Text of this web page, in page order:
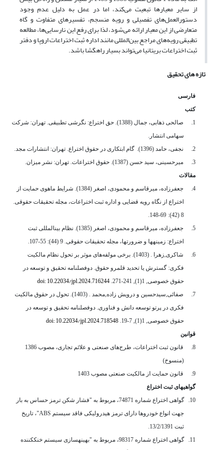
از سایر معیارها تبعیت می‌کند، اما در عمل به دلیل عدم وجود
دستورالعمل‌های تفصیلی و رویه منسجم، تفسیرهای متفاوت و گاه
متعارضی از این معیار ارائه می‌شود، لذا برای رفع این نارسایی‌ها، مطالعه
تطبیقی رویه‌های مراجع بین‌المللی مانند اداره ثبت اختراعات اروپا و دفتر
ثبت اختراعات بریتانیا می‌تواند بسیار راهگشا باشد.
تازه های تحقیق
فارسی
کتب
1.
صالحی ذهابی، جمال (1388). حق اختراع: نگرشی تطبیقی. تهران: شرکت
سهامی انتشار.
2. نجفی، حامد (1396). گام ابتکاری در حقوق اختراع. تهران: انتشارات مجد.
3.
میرحسینی، سید حسن (1387). حقوق اختراعات. تهران: نشر میزان.
مقالات
4.
جعفرزاده، میرقاسم و محمودی، اصغر (1384). شرایط ماهوی حمایت از
اختراع از نگاه رویه قضایی و اداره ثبت اختراعات، مجله تحقیقات حقوقی.
8 (42):
69-148.
5.
جعفرزاده، میرقاسم و محمودی، اصغر (1385). نظام بین­المللی ثبت
اختراع: زمینه­ها و ضرورت­ها، مجله تحقیقات حقوقی. 9 (44): 55-107.
6.
شاکری,زهرا . (1403). برخی مولفه‌های موثر بر تحول نظام مالکیت
فکری: گسترش یا تحدید قلمرو حقوق. دوفصلنامه تحقیق و توسعه در
حقوق خصوصی, 1(1), 241-271.
doi: 10.22034/jpl.2024.716244
7.
صفائی,سیدحسین و درویش زاده,محمد . (1403). تحول در حقوق مالکیت
فکری در پرتو توسعه دانش و فناوری. دوفصلنامه تحقیق و توسعه در
حقوق خصوصی, 1(1), 7-19.
doi: 10.22034/jpl.2024.718548
قوانین
8.
قانون ثبت اختراعات، طرح‌های صنعتی و علائم تجاری، مصوب 1386
(منسوخ)
9.
قانون حمایت از مالکیت صنعتی مصوب 1403
گواهی­های ثبت اختراع
10.
گواهی اختراع شماره 74871، مربوط به "فشار شکن ترمز حساس به بار
جهت انواع خودروها دارای ترمز هیدرولیکی فاقد سیستم ABS"، تاریخ
ثبت 13/2/1391.
11.
گواهی اختراع شماره 98317، مربوط به "بهینه­سازی سیستم خنک­کننده